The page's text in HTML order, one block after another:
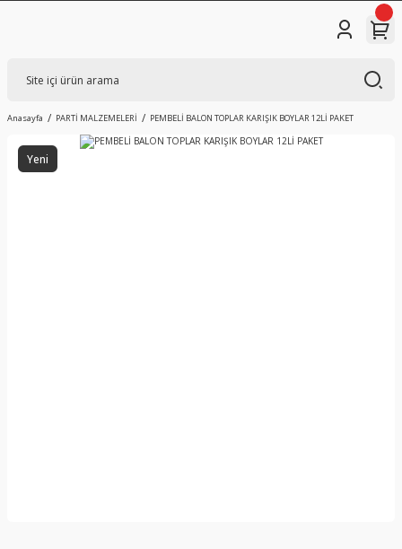
Anasayfa PARTİ MALZEMELERİ PEMBELİ BALON TOPLAR KARIŞIK BOYLAR 12Lİ PAKET
Yeni